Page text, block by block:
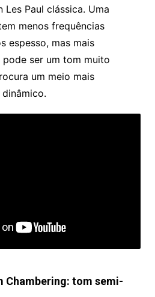
Paul clássica. Uma
menos frequências
espesso, mas mais
ser um tom muito
um meio mais
Chambering: tom semi-